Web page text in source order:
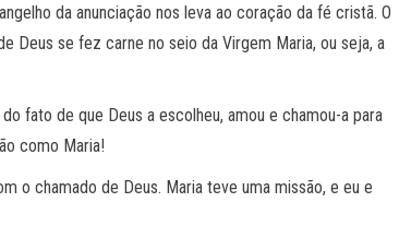
da anunciação nos leva ao coração da fé cristã. O
Deus se fez carne no seio da Virgem Maria, ou seja, a
fato de que Deus a escolheu, amou e chamou-a para
como Maria!
o chamado de Deus. Maria teve uma missão, e eu e